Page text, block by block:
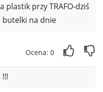
plastik przy TRAFO-dziś
butelki na dnie
Ocena: 0